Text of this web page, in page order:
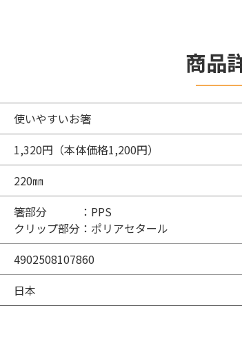
商品
使いやすいお箸
1,320円（本体価格1,200円）
220㎜
箸部分 ：PPS
クリップ部分：ポリアセタール
4902508107860
日本